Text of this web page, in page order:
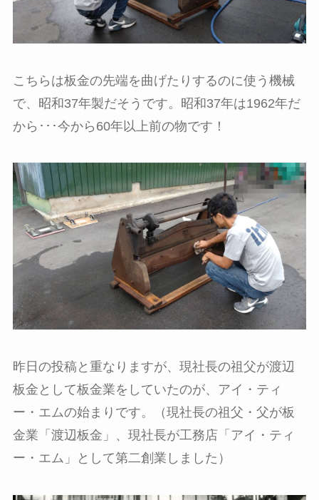
こちらは板金の先端を曲げたりするのに使う機械
で、昭和37年製だそうです。昭和37年は1962年だ
から･･･今から60年以上前の物です！
昨日の投稿と重なりますが、現社長の祖父が渡辺
板金として板金業をしていたのが、アイ・ティ
ー・エムの始まりです。（現社長の祖父・父が板
金業「渡辺板金」、現社長が工務店「アイ・ティ
ー・エム」として第二創業しました）